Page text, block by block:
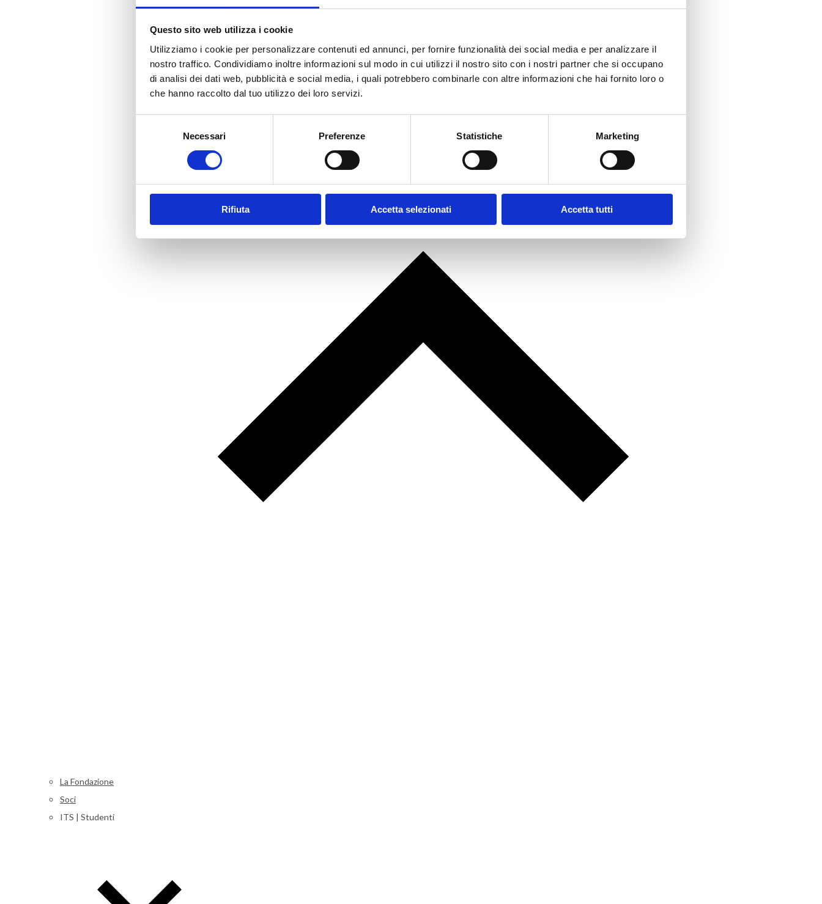
Questo sito web utilizza i cookie
Utilizziamo i cookie per personalizzare contenuti ed annunci, per fornire funzionalità dei social media e per analizzare il
nostro traffico. Condividiamo inoltre informazioni sul modo in cui utilizzi il nostro sito con i nostri partner che si occupano
di analisi dei dati web, pubblicità e social media, i quali potrebbero combinarle con altre informazioni che hai fornito loro o
che hanno raccolto dal tuo utilizzo dei loro servizi.
Necessari Preferenze Statistiche Marketing
Rifiuta Accetta selezionati Accetta tutti
La Fondazione
Soci
ITS | Studenti